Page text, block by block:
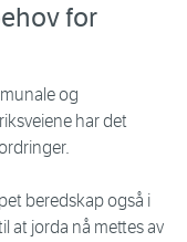
for
og
har det
beredskap også i
at jorda nå mettes av